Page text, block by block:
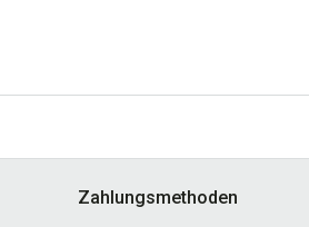
Zahlungsmethoden